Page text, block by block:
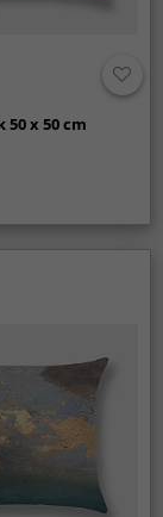
x 50 cm